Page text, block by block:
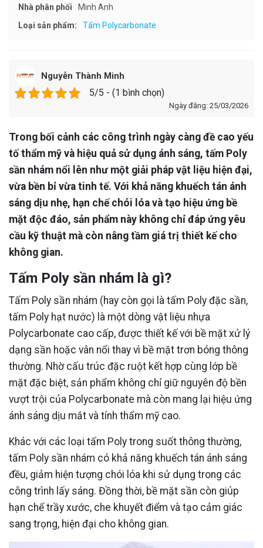
Nhà phân phối
Minh Anh
Loại sản phẩm:
Tấm Polycarbonate
Nguyễn Thành Minh
5/5 - (1 bình chọn)
Ngày đăng: 25/03/2026
Trong bối cảnh các công trình ngày càng đề cao yếu
tố thẩm mỹ và hiệu quả sử dụng ánh sáng, tấm Poly
sần nhám nổi lên như một giải pháp vật liệu hiện đại,
vừa bền bỉ vừa tinh tế. Với khả năng khuếch tán ánh
sáng dịu nhẹ, hạn chế chói lóa và tạo hiệu ứng bề
mặt độc đáo, sản phẩm này không chỉ đáp ứng yêu
cầu kỹ thuật mà còn nâng tầm giá trị thiết kế cho
không gian.
Tấm Poly sần nhám là gì?
Tấm Poly sần nhám (hay còn gọi là tấm Poly đặc sần,
tấm Poly hạt nước) là một dòng vật liệu nhựa
Polycarbonate cao cấp, được thiết kế với bề mặt xử lý
dạng sần hoặc vân nổi thay vì bề mặt trơn bóng thông
thường. Nhờ cấu trúc đặc ruột kết hợp cùng lớp bề
mặt đặc biệt, sản phẩm không chỉ giữ nguyên độ bền
vượt trội của Polycarbonate mà còn mang lại hiệu ứng
ánh sáng dịu mắt và tính thẩm mỹ cao.
Khác với các loại tấm Poly trong suốt thông thường,
tấm Poly sần nhám có khả năng khuếch tán ánh sáng
đều, giảm hiện tượng chói lóa khi sử dụng trong các
công trình lấy sáng. Đồng thời, bề mặt sần còn giúp
hạn chế trầy xước, che khuyết điểm và tạo cảm giác
sang trọng, hiện đại cho không gian.